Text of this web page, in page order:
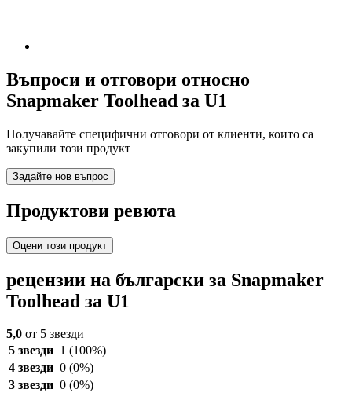
Въпроси и отговори относно
Snapmaker Toolhead за U1
Получавайте специфични отговори от клиенти, които са
закупили този продукт
Задайте нов въпрос
Продуктови ревюта
Оцени този продукт
рецензии на български за Snapmaker
Toolhead за U1
5,0 от 5 звезди
5 звезди 1 (100%)
4 звезди 0 (0%)
3 звезди 0 (0%)